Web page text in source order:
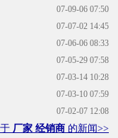
07-09-06 07:50
07-07-02 14:45
07-06-06 08:33
07-05-29 07:58
07-03-14 10:28
07-03-10 07:59
07-02-07 12:08
厂家 经销商 的新闻>>